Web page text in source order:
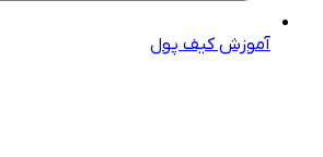
آموزش کیف پول